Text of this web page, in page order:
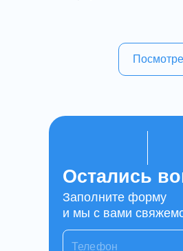
Остались
Заполните форму
и мы с вами